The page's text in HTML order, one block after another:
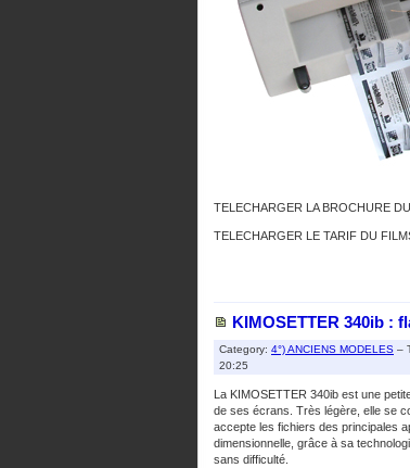
TELECHARGER LA BROCHURE
TELECHARGER LE TARIF DU
KIMOSETTER 340ib :
Category: 4°) ANCIENS MODELES –
20:25
La KIMOSETTER 340ib est une
de ses écrans. Très légère, elle se
accepte les fichiers des principales
dimensionnelle, grâce à sa
sans difficulté.